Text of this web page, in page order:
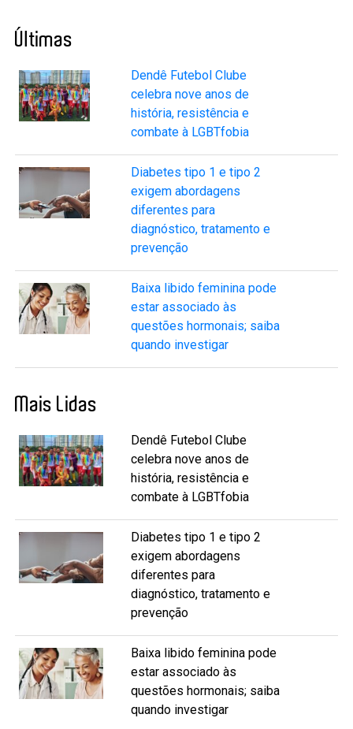
Últimas
Dendê Futebol Clube
celebra nove anos de
história, resistência e
combate à LGBTfobia
Diabetes tipo 1 e tipo 2
exigem abordagens
diferentes para
diagnóstico, tratamento e
prevenção
Baixa libido feminina pode
estar associado às
questões hormonais; saiba
quando investigar
Mais Lidas
Dendê Futebol Clube
celebra nove anos de
história, resistência e
combate à LGBTfobia
Diabetes tipo 1 e tipo 2
exigem abordagens
diferentes para
diagnóstico, tratamento e
prevenção
Baixa libido feminina pode
estar associado às
questões hormonais; saiba
quando investigar